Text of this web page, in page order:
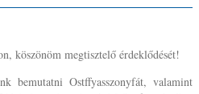
köszönöm megtisztelő érdeklődését!
bemutatni Ostffyasszonyfát, valamint